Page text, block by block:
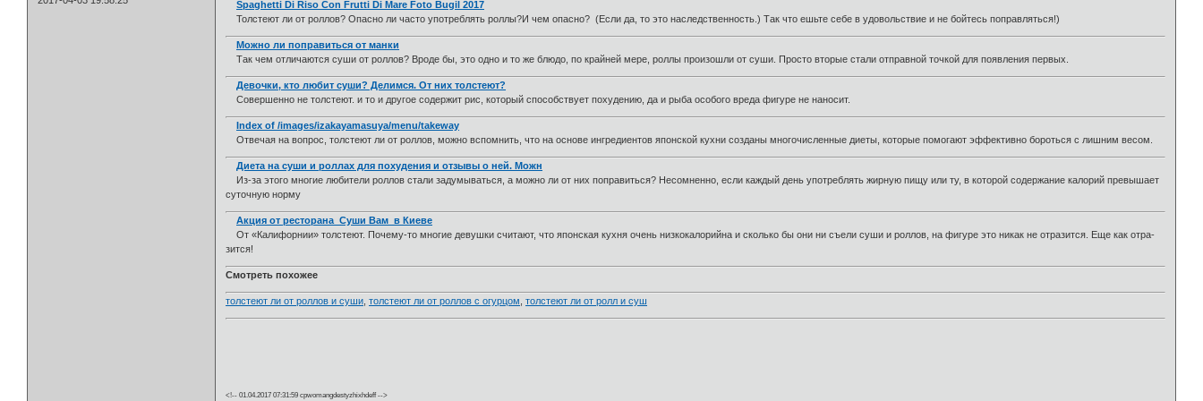
Spaghetti Di Riso Con Frutti Di Mare Foto Bugil 2017
Толстеют ли от роллов? Опасно ли часто употреблять роллы?И чем опасно? (Если да, то это наследственность.) Так что ешьте себе в удовольствие и не бойтесь поправляться!)
Можно ли поправиться от манки
Так чем отличаются суши от роллов? Вроде бы, это одно и то же блюдо, по крайней мере, роллы произошли от суши. Просто вторые стали отправной точкой для появления первых.
Девочки, кто любит суши? Делимся. От них толстеют?
Совершенно не толстеют. и то и другое содержит рис, который способствует похудению, да и рыба особого вреда фигуре не наносит.
Index of /images/izakayamasuya/menu/takeway
Отвечая на вопрос, толстеют ли от роллов, можно вспомнить, что на основе ингредиентов японской кухни созданы многочисленные диеты, которые помогают эффективно бороться с лишним весом.
Диета на суши и роллах для похудения и отзывы о ней. Можн
Из-за этого многие любители роллов стали задумываться, а можно ли от них поправиться? Несомненно, если каждый день употреблять жирную пищу или ту, в которой содержание калорий превышает
суточную норму
Акция от ресторана Суши Вам в Киеве
От «Калифорнии» толстеют. Почему-то многие девушки считают, что японская кухня очень низкокалорийна и сколько бы они ни съели суши и роллов, на фигуре это никак не отразится. Еще как отра-
зится!
Смотреть похожее
толстеют ли от роллов и суши ,толстеют ли от роллов с огурцом ,толстеют ли от ролл и суш
<!-- 01.04.2017 07:31:59 cpwomangdestyzhixhdeff -->